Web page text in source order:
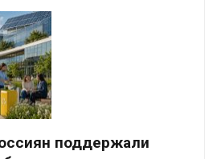
поддержали